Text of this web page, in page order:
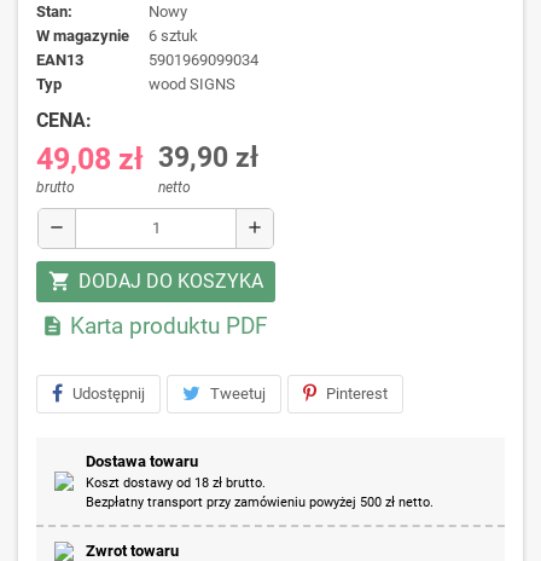
Stan:
Nowy
W magazynie
6 sztuk
EAN13
5901969099034
typ
wood SIGNS
CENA:
49,08 zł
brutto
39,90 zł
netto
remove add
shopping_cart DODAJ DO KOSZYKA
 Karta produktu PDF
Udostępnij Tweetuj Pinterest
Dostawa towaru
Koszt dostawy od 18 zł brutto.
Bezpłatny transport przy zamówieniu powyżej 500 zł netto.
Zwrot towaru